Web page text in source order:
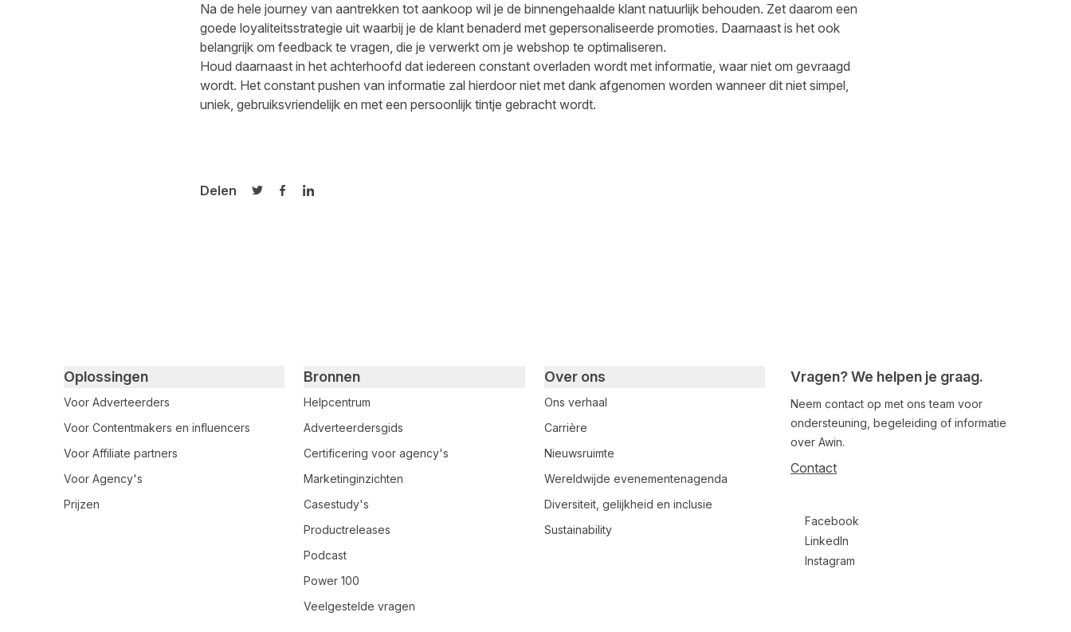
Na de hele journey van aantrekken tot aankoop wil je de binnengehaalde klant natuurlijk behouden. Zet daarom een
goede loyaliteitsstrategie uit waarbij je de klant benaderd met gepersonaliseerde promoties. Daarnaast is het ook
belangrijk om feedback te vragen, die je verwerkt om je webshop te optimaliseren.
Houd daarnaast in het achterhoofd dat iedereen constant overladen wordt met informatie, waar niet om gevraagd
wordt. Het constant pushen van informatie zal hierdoor niet met dank afgenomen worden wanneer dit niet simpel,
uniek, gebruiksvriendelijk en met een persoonlijk tintje gebracht wordt.
Delen
Delen op Twitter
Delen op Facebook
Delen op LinkedIn
Vragen? We helpen je graag.
Neem contact op met ons team voor
ondersteuning, begeleiding of informatie
over Awin.
Contact
Facebook
LinkedIn
Instagram
Primary footer navigation
Oplossingen
Voor Adverteerders
Voor Contentmakers en influencers
Voor Affiliate partners
Voor Agency's
Prijzen
Bronnen
Helpcentrum
Adverteerdersgids
Certificering voor agency's
Marketinginzichten
Casestudy's
Productreleases
Podcast
Power 100
Veelgestelde vragen
Over ons
Ons verhaal
Carrière
Nieuwsruimte
Wereldwijde evenementenagenda
Diversiteit, gelijkheid en inclusie
Sustainability